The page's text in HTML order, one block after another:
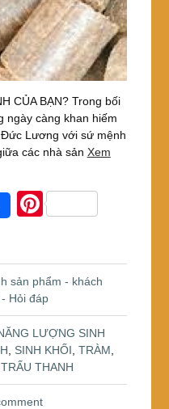
CỦA BẠN? Trong bối
ngày càng khan hiếm
Lương với sứ mệnh
các nhà sản Xem
Pi
e
st
sản phẩm - khách
Hỏi đáp
LƯỢNG SINH
SINH KHỐI TRÀM
TRẤU THANH